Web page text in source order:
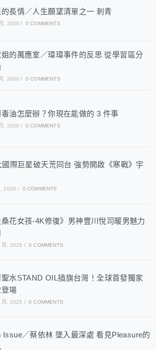
長情／人生願望清單之一 刺青
, 2020 / 0 COMMENTS
姐的萬應室／瑋瑋事件的反思 從學習區分
, 2020 / 0 COMMENTS
毒油怎麼辦？你現在能做的 3 件事
, 2026 / 0 COMMENTS
國際巨星破天荒同台 強勢開啟《寒戰》宇
2026 / 0 COMMENTS
桑花女孩-4K修復》男神豐川悅司暖男魅力
月, 2025 / 0 COMMENTS
水STAND OIL插旗台灣！全球首發獨家
場
月, 2025 / 0 COMMENTS
Issue／蔡依林 墜入最深處 看見Pleasure的